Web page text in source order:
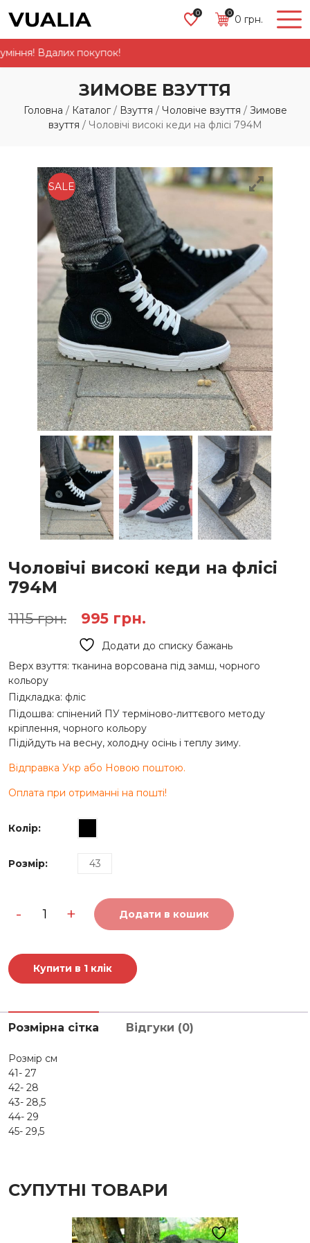
0 0
0 грн.
Вдалих покупок!
ЗИМОВЕ ВЗУТТЯ
Головна / Каталог / Взуття / Чоловіче взуття / Зимове
взуття /Чоловічі високі кеди на флісі 794М
SALE
Чоловічі високі кеди на флісі
794М
1115грн.
Оригінальна
ціна:
1115 грн..
995 грн.
ціна:
995 грн..
Додати до списку бажань
Верх взуття: тканина ворсована під замш, чорного
кольору
Підкладка: фліс
Підошва: спінений ПУ терміново-литтєвого методу
кріплення, чорного кольору
Підійдуть на весну, холодну осінь і теплу зиму.
Відправка Укр або Новою поштою.
Оплата при отриманні на пошті!
Колір:
Розмір: 43
- високі
кеди
794М
+ Додати в кошик
Купити в 1 клік
Розмірна сітка Відгуки (0)
Розмір см
41- 27
42- 28
43- 28,5
44- 29
45- 29,5
СУПУТНІ ТОВАРИ